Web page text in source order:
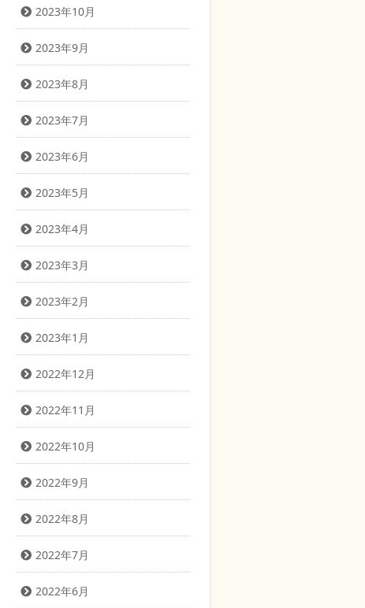
2023年10月
2023年9月
2023年8月
2023年7月
2023年6月
2023年5月
2023年4月
2023年3月
2023年2月
2023年1月
2022年12月
2022年11月
2022年10月
2022年9月
2022年8月
2022年7月
2022年6月